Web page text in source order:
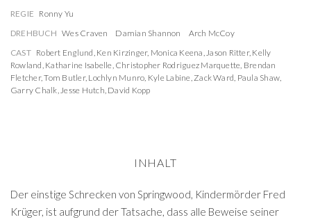
REGIE Ronny Yu
DREHBUCH Wes Craven Damian Shannon
Arch McCoy
CAST Robert Englund, Ken Kirzinger, Monica Keena,Jason Ritter, Kelly
Rowland, Katharine Isabelle, Christopher Rodriguez Marquette, Brendan
Fletcher,Tom Butler, Lochlyn Munro, Kyle Labine,Zack Ward, Paula Shaw,
Garry Chalk,Jesse Hutch, David Kopp
INHALT
Der einstige Schrecken von Springwood, Kindermörder Fred
Krüger, ist aufgrund der Tatsache, dass alle Beweise seiner